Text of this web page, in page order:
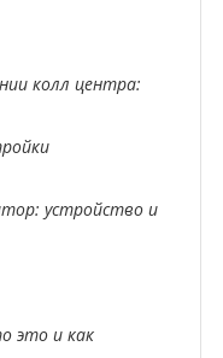
колл центра:
устройство и
это и как